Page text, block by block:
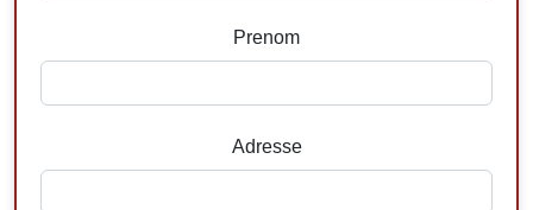
Prenom
Adresse